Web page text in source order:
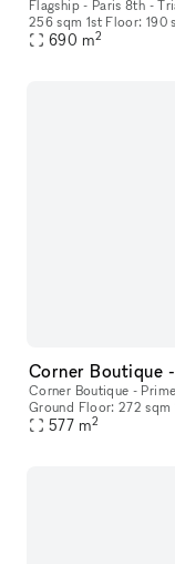
Flagship - Paris 8th - Triangle d'Or Total Size:
256 sqm 1st Floor: 190 sqm
frontage of more than 17
690 m2
Corner Boutique
Corner Boutique - Prime Area -
Ground Floor: 272 sqm 1st
38 m577 m2